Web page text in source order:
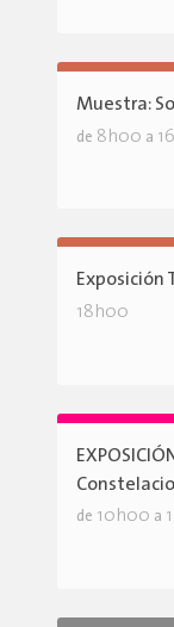
Muestra:
de 8h00 a
Exposición
18h00
de 10h00 a